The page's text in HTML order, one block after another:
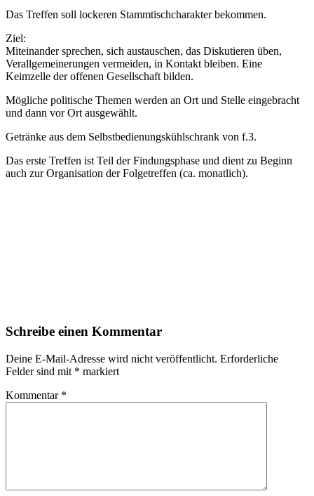
Das Treffen soll lockeren Stammtischcharakter bekommen.
Ziel:
Miteinander sprechen, sich austauschen, das Diskutieren üben,
Verallgemeinerungen vermeiden, in Kontakt bleiben. Eine
Keimzelle der offenen Gesellschaft bilden.
Mögliche politische Themen werden an Ort und Stelle eingebracht
und dann vor Ort ausgewählt.
Getränke aus dem Selbstbedienungskühlschrank von f.3.
Das erste Treffen ist Teil der Findungsphase und dient zu Beginn
auch zur Organisation der Folgetreffen (ca. monatlich).
Schreibe einen Kommentar
Deine E-Mail-Adresse wird nicht veröffentlicht. Erforderliche
Felder sind mit * markiert
Kommentar *